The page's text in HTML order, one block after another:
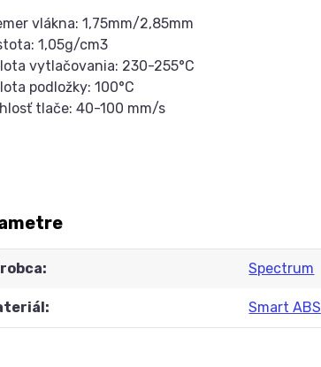
vlákna: 1,75mm/2,85mm
1,05g/cm3
vytlačovania: 230-255°C
podložky: 100°C
tlače: 40-100 mm/s
Spectrum
Smart ABS